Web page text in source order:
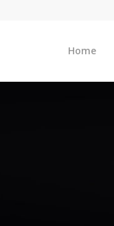
Home